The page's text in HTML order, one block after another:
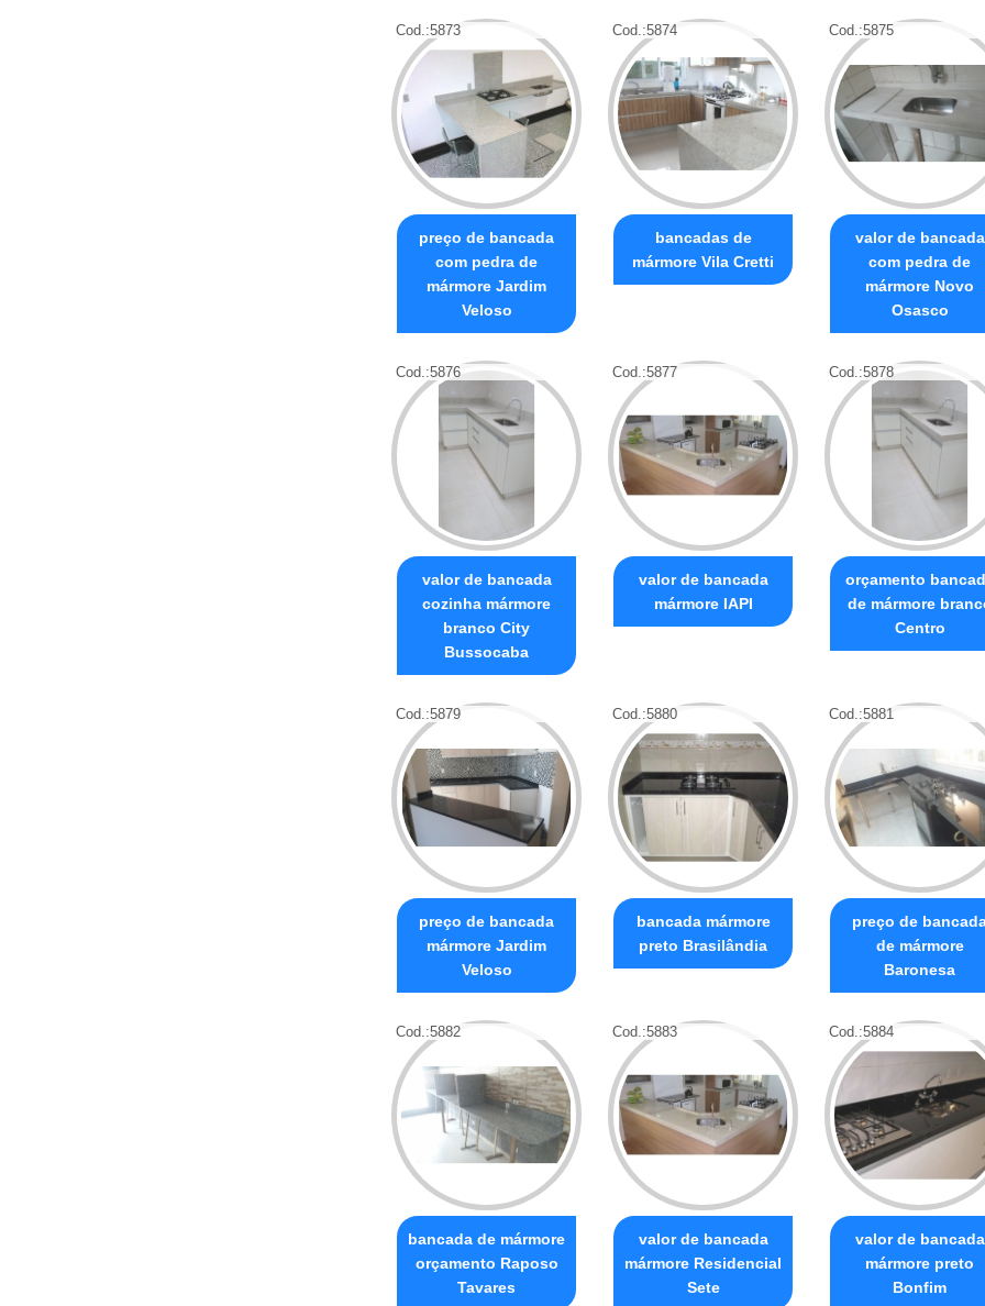
Cod.:5873
preço de bancada
com pedra de
mármore Jardim
Veloso
Cod.:5874
bancadas de
mármore Vila Cretti
Cod.:5875
valor de bancada
com pedra de
mármore Novo
Osasco
Cod.:5876
valor de bancada
cozinha mármore
branco City
Bussocaba
Cod.:5877
valor de bancada
mármore IAPI
Cod.:5878
orçamento
de mármore
Centro
Cod.:5879
preço de bancada
mármore Jardim
Veloso
Cod.:5880
bancada mármore
preto Brasilândia
Cod.:5881
preço de
de mármore
Baronesa
Cod.:5882
bancada de mármore
orçamento Raposo
Tavares
Cod.:5883
valor de bancada
mármore Residencial
Sete
Cod.:5884
valor de bancada
mármore preto
Bonfim